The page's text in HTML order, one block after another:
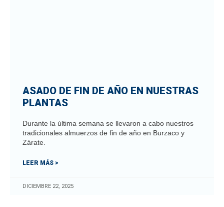
ASADO DE FIN DE AÑO EN NUESTRAS
PLANTAS
Durante la última semana se llevaron a cabo nuestros
tradicionales almuerzos de fin de año en Burzaco y
Zárate.
LEER MÁS >
DICIEMBRE 22, 2025